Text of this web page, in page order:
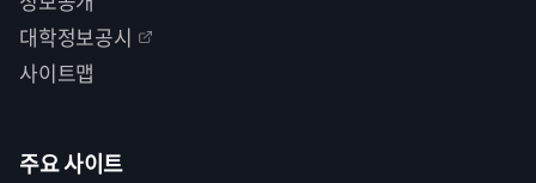
대학정보공시
사이트맵
주요 사이트